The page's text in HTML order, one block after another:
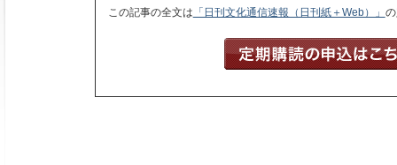
この記事の全文は 「日刊文化通信速報（日刊紙＋Web）」